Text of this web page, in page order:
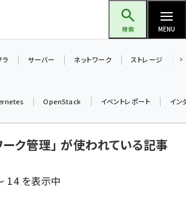
検索 MENU
ーム貢献～仲間と築いた勝利の絆～ (2297)
(2248)
ラ サーバー ネットワーク ストレージ
OpenStack イベントレポート イン
ーク管理」 が使われている記事
14 を表示中